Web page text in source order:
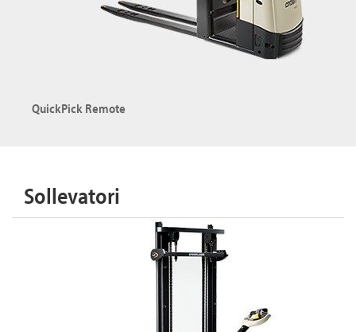
QuickPick Remote
Sollevatori